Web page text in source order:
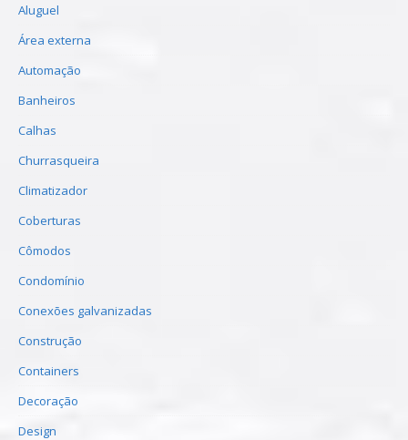
Aluguel
Área externa
Automação
Banheiros
Calhas
Churrasqueira
Climatizador
Coberturas
Cômodos
Condomínio
Conexões galvanizadas
Construção
Containers
Decoração
Design